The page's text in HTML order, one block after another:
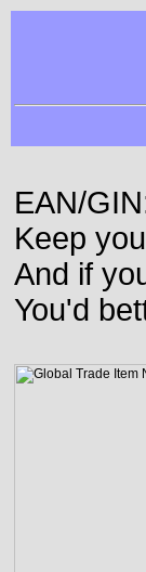
EAN/
Keep
And if
You'd